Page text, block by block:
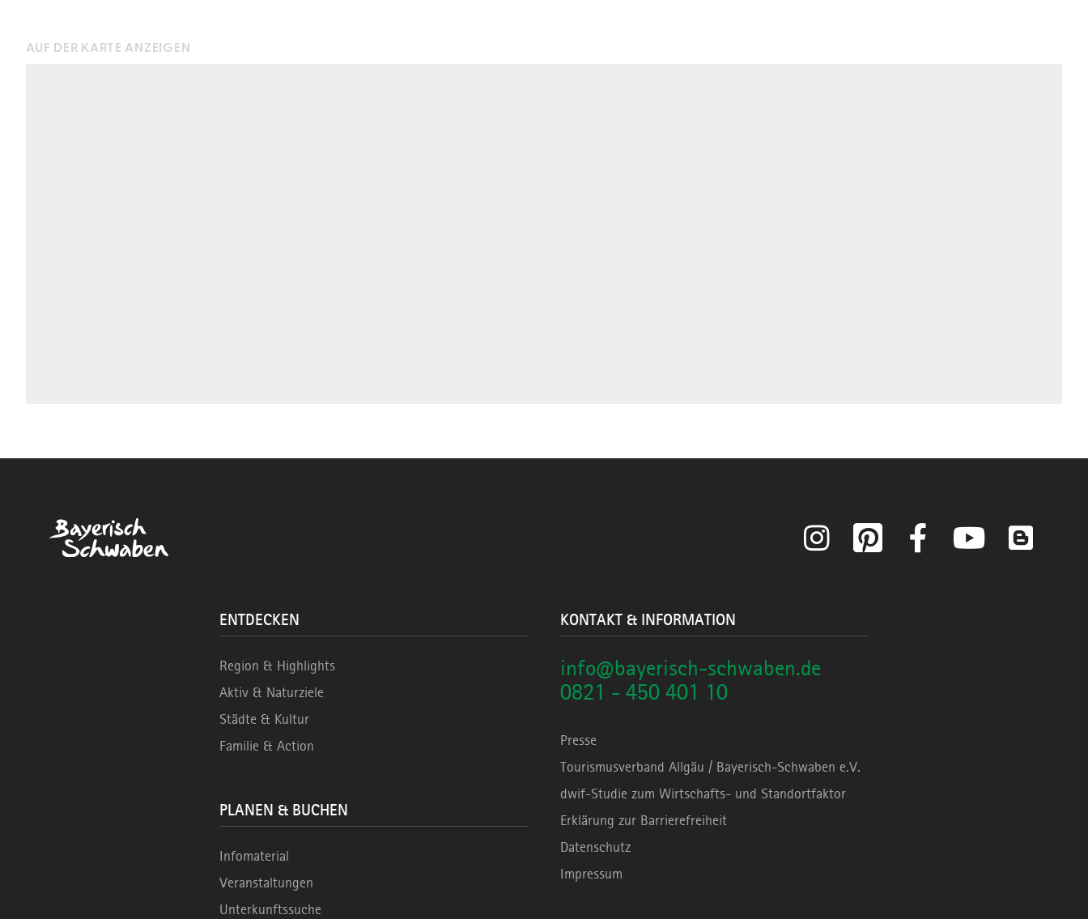
AUF DER KARTE ANZEIGEN
Instagram Pinterest Facebook YouTube
ENTDECKEN
Region & Highlights
Aktiv & Naturziele
Städte & Kultur
Familie & Action
PLANEN & BUCHEN
Infomaterial
Veranstaltungen
Unterkunftssuche
KONTAKT & INFORMATION
info@bayerisch-schwaben.de
0821 - 450 401 10
Presse
Tourismusverband Allgäu / Bayerisch-Schwaben e.V.
dwif-Studie zum Wirtschafts- und Standortfaktor
Erklärung zur Barrierefreiheit
Datenschutz
Impressum